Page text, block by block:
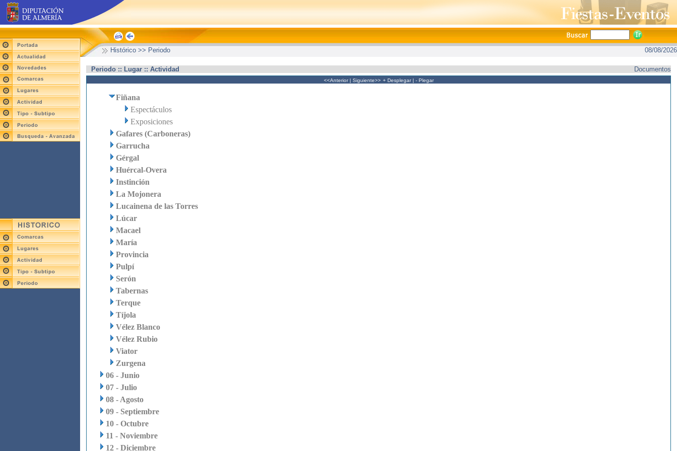
Histórico >> Periodo 08/08/2026
Periodo :: Lugar :: Actividad Documentos
<<Anterior| Siguiente>> + Desplegar| - Plegar
Fiñana
Espectáculos
Exposiciones
Gafares (Carboneras)
Garrucha
Gérgal
Huércal-Overa
Instinción
La Mojonera
Lucainena de las Torres
Lúcar
Macael
María
Provincia
Pulpí
Serón
Tabernas
Terque
Tíjola
Vélez Blanco
Vélez Rubio
Viator
Zurgena
06 - Junio
07 - Julio
08 - Agosto
09 - Septiembre
10 - Octubre
11 - Noviembre
12 - Diciembre